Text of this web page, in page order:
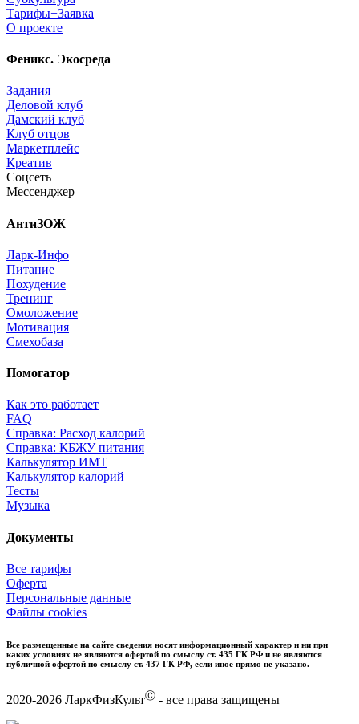
Тарифы+Заявка
О проекте
Феникс. Экосреда
Задания
Деловой клуб
Дамский клуб
Клуб отцов
Маркетплейс
Креатив
Соцсеть
Мессенджер
АнтиЗОЖ
Ларк-Инфо
Питание
Похудение
Тренинг
Омоложение
Мотивация
Смехобаза
Помогатор
Как это работает
FAQ
Справка: Расход калорий
Справка: КБЖУ питания
Калькулятор ИМТ
Калькулятор калорий
Тесты
Музыка
Документы
Все тарифы
Оферта
Персональные данные
Файлы cookies
Все размещенные на сайте сведения носят информационный характер и ни при
каких условиях не являются офертой по смыслу ст. 435 ГК РФ и не являются
публичной офертой по смыслу ст. 437 ГК РФ, если иное прямо не указано.
2020-2026 ЛаркФизКультⒸ - все права защищены